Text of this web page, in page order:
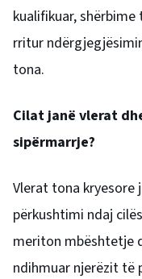
kualifikuar,
rritur
tona.
Cilat janë vlerat
sipërmarrje?
Vlerat tona
përkushtimi ndaj
meriton mbështetje
ndihmuar njerëzit të